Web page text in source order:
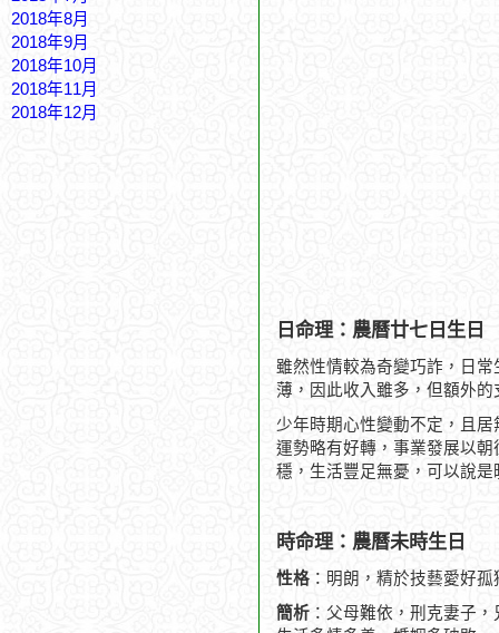
2018年8月
2018年9月
2018年10月
2018年11月
2018年12月
日命理：農曆廿七日生日
雖然性情較為奇變巧詐，日
薄，因此收入雖多，但額外
少年時期心性變動不定，且
運勢略有好轉，事業發展以
穩，生活豐足無憂，可以說
時命理：農曆未時生日
性格 ：明朗，精於技藝愛好
簡析 ：父母難依，刑克妻子